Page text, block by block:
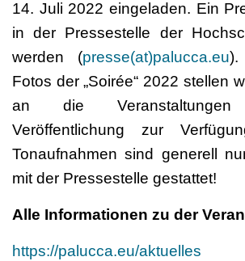
14. Juli 2022 eingeladen. Ein
in der Pressestelle der
werden (presse(at)palucca.eu).
Fotos der „Soirée“ 2022 stellen
an die
Veröffentlichung zur
Tonaufnahmen sind generell
mit der Pressestelle gestattet!
Alle Informationen zu der
https://palucca.eu/aktuelles